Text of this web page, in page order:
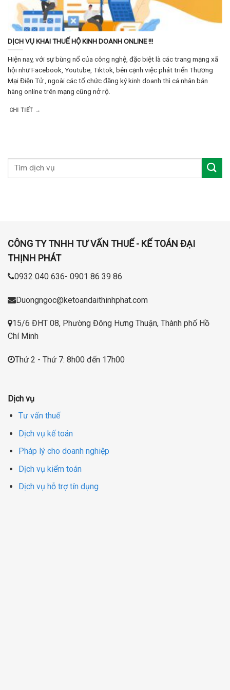
DỊCH VỤ KHAI THUẾ HỘ KINH DOANH ONLINE !!!
Hiện nay, với sự bùng nổ của công nghệ, đặc biệt là các trang mạng xã
hội như Facebook, Youtube, Tiktok, bên cạnh việc phát triển Thương
Mại Điện Tử , ngoài các tổ chức đăng ký kinh doanh thì cá nhân bán
hàng online trên mạng cũng nở rộ.
CHI TIẾT →
CÔNG TY TNHH TƯ VẤN THUẾ - KẾ TOÁN ĐẠI
THỊNH PHÁT
0932 040 636- 0901 86 39 86
Duongngoc@ketoandaithinhphat.com
15/6 ĐHT 08, Phường Đông Hưng Thuận, Thành phố Hồ
Chí Minh
Thứ 2 - Thứ 7: 8h00 đến 17h00
Dịch vụ
Tư vấn thuế
Dịch vụ kế toán
Pháp lý cho doanh nghiệp
Dịch vụ kiểm toán
Dịch vụ hỗ trợ tín dụng